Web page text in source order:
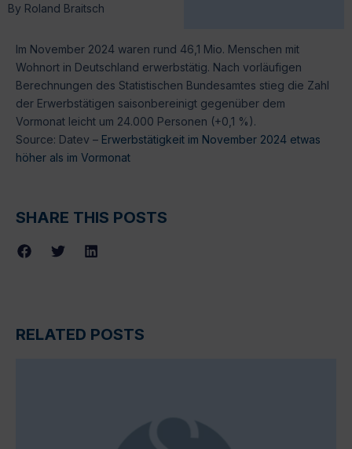
By Roland Braitsch
Im November 2024 waren rund 46,1 Mio. Menschen mit
Wohnort in Deutschland erwerbstätig. Nach vorläufigen
Berechnungen des Statistischen Bundesamtes stieg die Zahl
der Erwerbstätigen saisonbereinigt gegenüber dem
Vormonat leicht um 24.000 Personen (+0,1 %).
Source: Datev – Erwerbstätigkeit im November 2024 etwas
höher als im Vormonat
SHARE THIS POSTS
RELATED POSTS